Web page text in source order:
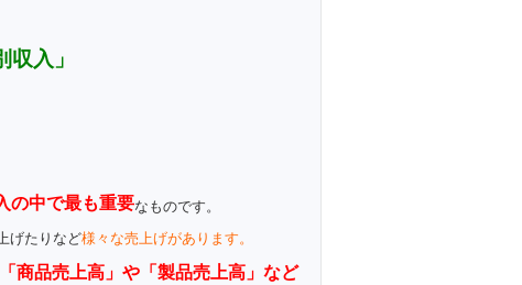
入」
の中で最も重要なものです。
げたりなど様々な売上げがあります。
「商品売上高」や「製品売上高」など